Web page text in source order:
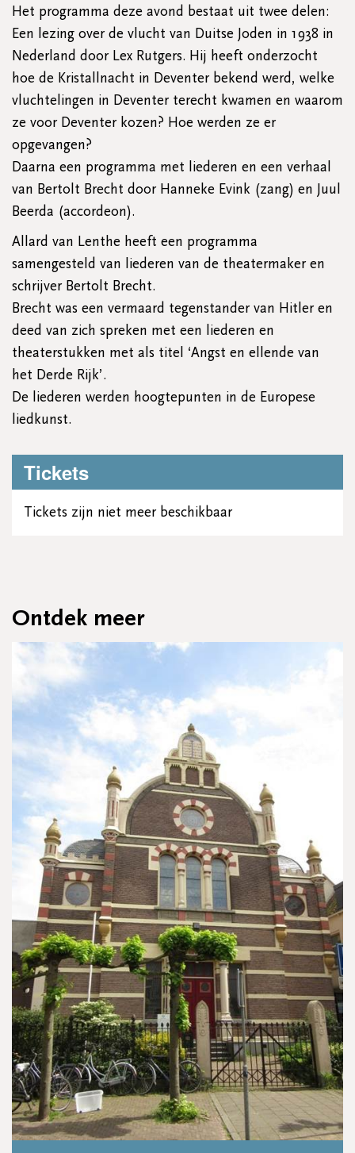
Het programma deze avond bestaat uit twee delen:
Een lezing over de vlucht van Duitse Joden in 1938 in
Nederland door Lex Rutgers. Hij heeft onderzocht
hoe de Kristallnacht in Deventer bekend werd, welke
vluchtelingen in Deventer terecht kwamen en waarom
ze voor Deventer kozen? Hoe werden ze er
opgevangen?
Daarna een programma met liederen en een verhaal
van Bertolt Brecht door Hanneke Evink (zang) en Juul
Beerda (accordeon).
Allard van Lenthe heeft een programma
samengesteld van liederen van de theatermaker en
schrijver Bertolt Brecht.
Brecht was een vermaard tegenstander van Hitler en
deed van zich spreken met een liederen en
theaterstukken met als titel ‘Angst en ellende van
het Derde Rijk’.
De liederen werden hoogtepunten in de Europese
liedkunst.
Tickets
Tickets zijn niet meer beschikbaar
Ontdek meer